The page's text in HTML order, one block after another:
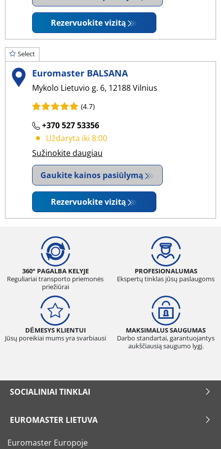
Rezervuokite vizitą
Select
Euromaster BALSANA
Mykolo Lietuvio g. 6, 12188 Vilnius
(4.7)
+370 527 53356
Uždaryta iki 8:00
Sužinokite daugiau
Gaukite kainos pasiūlymą
Rezervuokite vizitą
360° PAGALBA KELYJE
Reguliariai transporto priemonės
priežiūrai
PROFESIONALUMAS
Ekspertų tinklas jūsų paslaugoms
DĖMESYS KLIENTUI
Jūsų poreikiai mums yra svarbiausi
MAKSIMALUS SAUGUMAS
Darbo standartai, garantuojantys
aukščiausią saugumo lygį.
SOCIALINIAI TINKLAI
EUROMASTER LIETUVA
Euromaster Europoje